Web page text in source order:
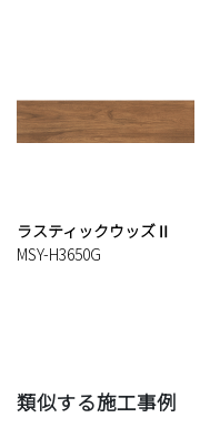
ラスティックウッズⅡ
MSY-H3650G
類似する施工事例